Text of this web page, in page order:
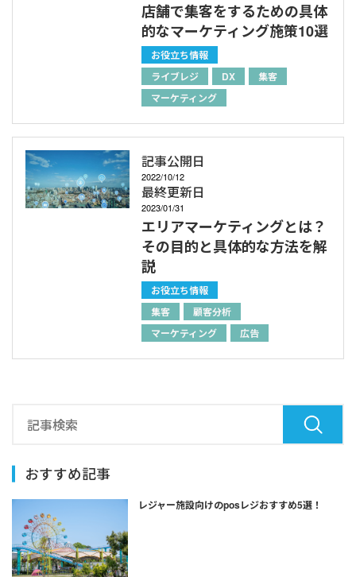
店舗で集客をするための具体
的なマーケティング施策10選
お役立ち情報
ライブレジ
DX
集客
マーケティング
記事公開日
2022/10/12
最終更新日
2023/01/31
エリアマーケティングとは？
その目的と具体的な方法を解
説
お役立ち情報
集客
顧客分析
マーケティング
広告
おすすめ記事
レジャー施設向けのposレジおすすめ5選！